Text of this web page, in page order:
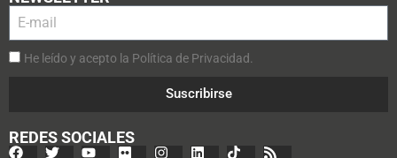
He leído y acepto la Política de Privacidad.
Suscribirse
REDES SOCIALES